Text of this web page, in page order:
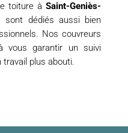
toiture àSaint-Geniès-
sont dédiés aussi bien
Nos couvreurs
vous garantir un suivi
plus abouti.